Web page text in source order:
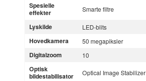
Spesielle
effekter
Smarte filtre
Lyskilde LED-blits
Hovedkamera 50 megapiksler
Digitalzoom 10
Optisk
bildestabilisator
Optical Image